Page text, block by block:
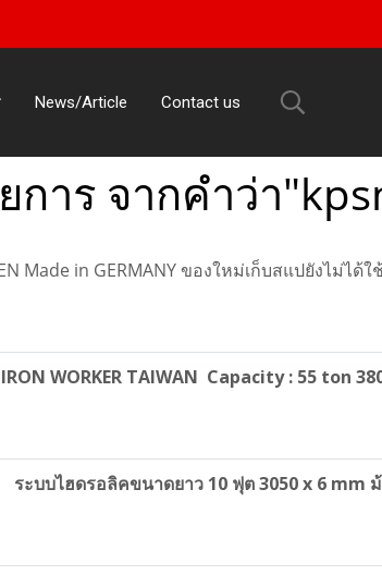
News/Article Contact us
การ จากคำว่า
Made in GERMANY ของใหม่เก็บสแปยังไม่ได้
WORKER TAIWAN Capacity : 55 ton
ระบบไฮดรอลิคขนาดยาว 10 ฟุต 3050 x 6 mm